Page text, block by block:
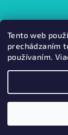
Tento web
prechádzaním
používaním.